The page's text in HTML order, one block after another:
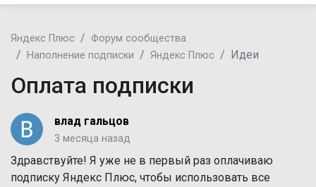
Яндекс Плюс
Форум сообщества
Наполнение подписки
Яндекс Плюс Идеи
Оплата подписки
влад гальцов
3 месяца назад
Здравствуйте! Я уже не в первый раз оплачиваю
подписку Яндекс Плюс, чтобы использовать все